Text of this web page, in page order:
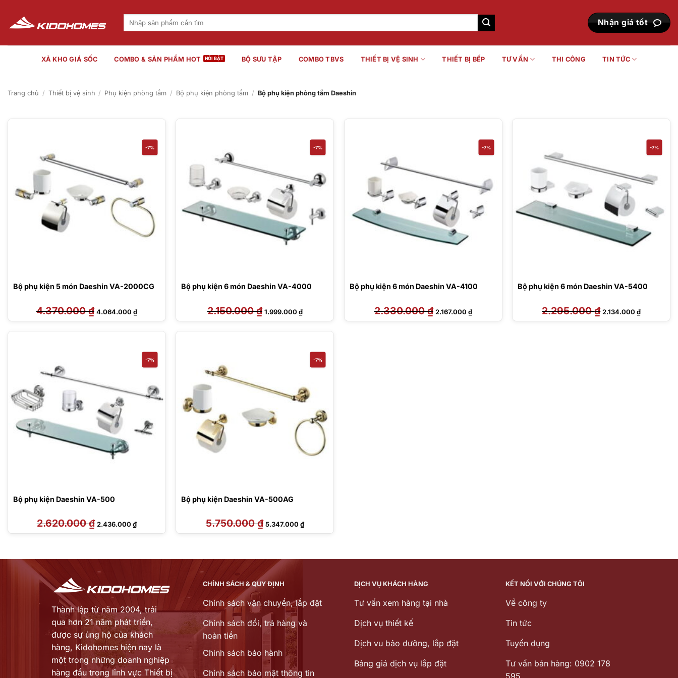
nội
dung
Tìm
Nhận giá tốt
XẢ KHO GIÁ SỐC COMBO & SẢN PHẨM HOT BỘ SƯU TẬP COMBO TBVS THIẾT BỊ VỆ SINH THIẾT BỊ BẾP TƯ VẤN THI CÔNG TIN TỨC
Trang chủ / Thiết bị vệ sinh / Phụ kiện phòng tắm / Bộ phụ kiện phòng tắm / Bộ phụ kiện phòng tắm Daeshin
-7%
Bộ phụ kiện 5 món Daeshin VA-2000CG
4.370.000₫ Giá
gốc
là:
4.064.000₫Giá
hiện
tại
4.064.000 ₫.
-7%
Bộ phụ kiện 6 món Daeshin VA-4000
2.150.000₫ Giá
gốc
là:
1.999.000₫Giá
hiện
tại
1.999.000 ₫.
-7%
Bộ phụ kiện 6 món Daeshin VA-4100
2.330.000₫ Giá
gốc
là:
2.167.000₫Giá
hiện
tại
-7%
Bộ phụ kiện 6 món Daeshin VA-5400
2.295.000₫ Giá
gốc
là:
2.134.000₫Giá
hiện
tại
-7%
Bộ phụ kiện Daeshin VA-500
2.620.000₫ Giá
gốc
là:
2.436.000₫Giá
hiện
tại
-7%
Bộ phụ kiện Daeshin VA-500AG
5.750.000₫ Giá
gốc
là:
5.347.000₫Giá
hiện
tại
Thành lập từ năm 2004, trải
qua hơn 21 năm phát triển,
được sự ủng hộ của khách
hàng, Kidohomes hiện nay là
một trong những doanh nghiệp
hàng đầu trong lĩnh vực Thiết bị
CHÍNH SÁCH & QUY ĐỊNH
Chính sách vận chuyển, lắp đặt
Chính sách đổi, trả hàng và
hoàn tiền
Chinh sách bảo hành
Chính sách bảo mật thông tin
DỊCH VỤ KHÁCH HÀNG
Tư vấn xem hàng tại nhà
Dịch vụ thiết kế
Dịch vu bảo dưỡng, lắp đặt
Bảng giá dịch vụ lắp đặt
KẾT NỐI VỚI CHÚNG TÔI
Về công ty
Tin tức
Tuyển dụng
Tư vấn bán hàng: 0902 178
595